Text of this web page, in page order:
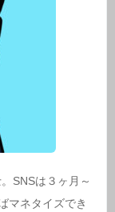
SNSは３ヶ月～
マネタイズでき